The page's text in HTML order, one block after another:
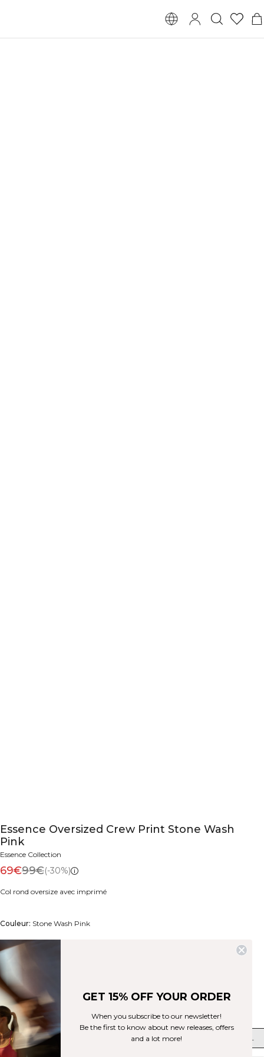
Essence Oversized Crew Print Stone Wash
Pink
Essence Collection
69€99€(-30%)
Col rond oversize avec imprimé
Couleur: Stone Wash Pink
Taille
XS L XXL
GET 15% OFF YOUR ORDER
When you subscribe to our newsletter!
Be the first to know about new releases, offers
and a lot more!